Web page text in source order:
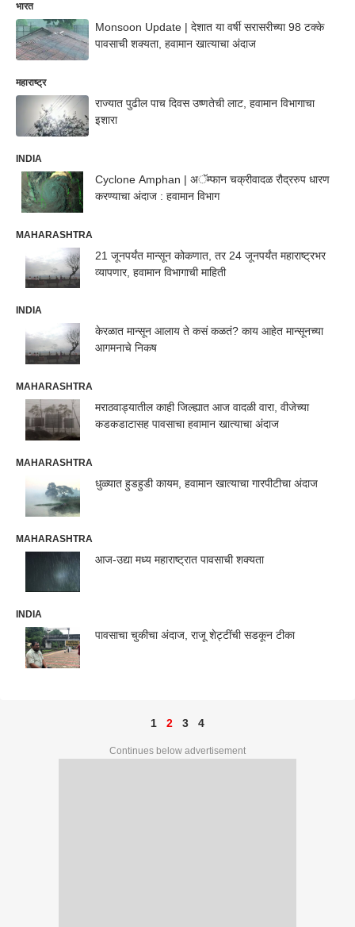
भारत
Monsoon Update | देशात या वर्षी सरासरीच्या 98 टक्के
पावसाची शक्यता, हवामान खात्याचा अंदाज
महाराष्ट्र
राज्यात पुढील पाच दिवस उष्णतेची लाट, हवामान विभागाचा
इशारा
INDIA
Cyclone Amphan | अॅम्फान चक्रीवादळ रौद्ररुप धारण
करण्याचा अंदाज : हवामान विभाग
MAHARASHTRA
21 जूनपर्यंत मान्सून कोकणात, तर 24 जूनपर्यंत महाराष्ट्रभर
व्यापणार, हवामान विभागाची माहिती
INDIA
केरळात मान्सून आलाय ते कसं कळतं? काय आहेत मान्सूनच्या
आगमनाचे निकष
MAHARASHTRA
मराठवाड्यातील काही जिल्ह्यात आज वादळी वारा, वीजेच्या
कडकडाटासह पावसाचा हवामान खात्याचा अंदाज
MAHARASHTRA
धुळ्यात हुडहुडी कायम, हवामान खात्याचा गारपीटीचा अंदाज
MAHARASHTRA
आज-उद्या मध्य महाराष्ट्रात पावसाची शक्यता
INDIA
पावसाचा चुकीचा अंदाज, राजू शेट्टींची सडकून टीका
1 2 3 4
Continues below advertisement